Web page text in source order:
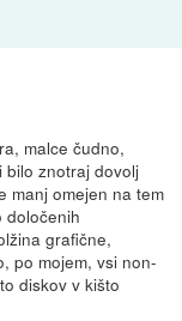
malce čudno,
bilo znotraj dovolj
manj omejen na tem
določenih
grafične,
po mojem, vsi non-
diskov v kišto